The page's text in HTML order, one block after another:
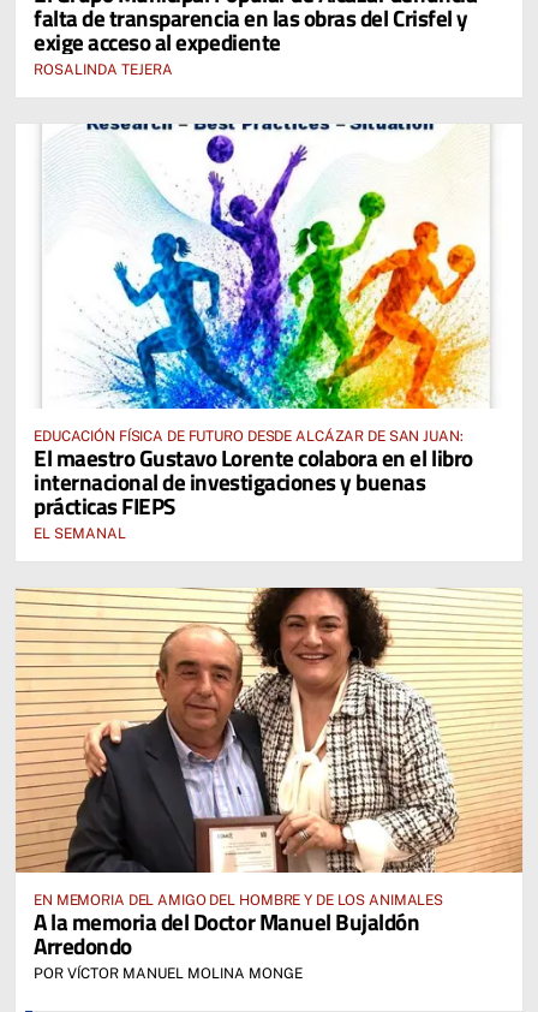
falta de transparencia en las obras del Crisfel y
exige acceso al expediente
ROSALINDA TEJERA
EDUCACIÓN FÍSICA DE FUTURO DESDE ALCÁZAR DE SAN JUAN:
El maestro Gustavo Lorente colabora en el libro
internacional de investigaciones y buenas
prácticas FIEPS
EL SEMANAL
EN MEMORIA DEL AMIGO DEL HOMBRE Y DE LOS ANIMALES
A la memoria del Doctor Manuel Bujaldón
Arredondo
POR VÍCTOR MANUEL MOLINA MONGE